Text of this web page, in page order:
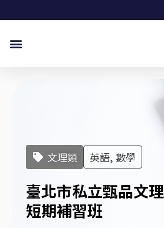
文理類 英語, 數學
臺北市私立甄品文理
短期補習班